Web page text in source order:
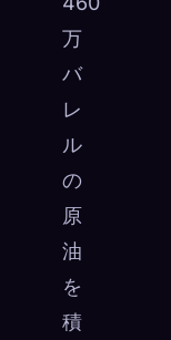
万
バ
レ
ル
の
原
油
を
積